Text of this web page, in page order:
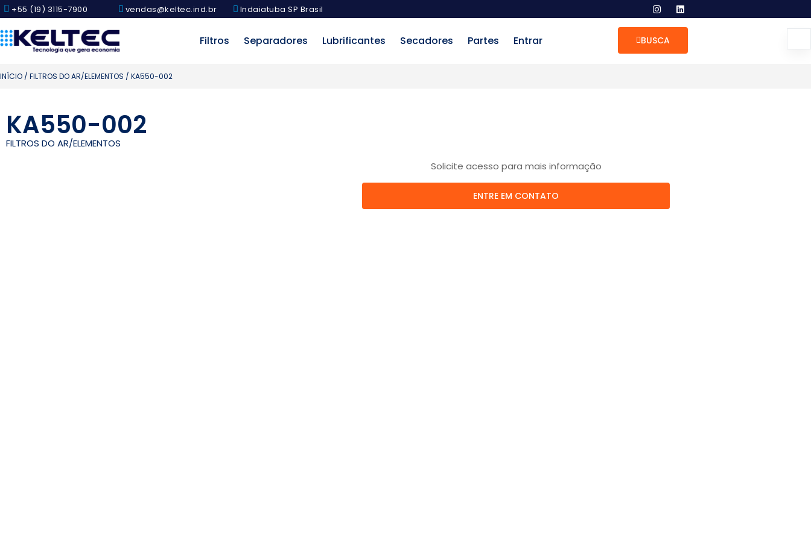
+55 (19) 3115-7900 vendas@keltec.ind.br Indaiatuba SP Brasil
Filtros Separadores Lubrificantes Secadores Partes Entrar BUSCA
INÍCIO / FILTROS DO AR/ELEMENTOS / KA550-002
KA550-002
FILTROS DO AR/ELEMENTOS
Solicite acesso para mais informação
ENTRE EM CONTATO